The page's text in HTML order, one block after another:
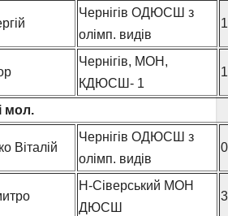
Чернігів ОДЮСШ з
олімп. видів
Чернігів, МОН,
КДЮСШ- 1
мол.
Віталій
Чернігів ОДЮСШ з
олімп. видів
Н-Сіверський МОН
ДЮСШ